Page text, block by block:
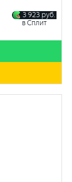
3 923 руб.
в Сплит